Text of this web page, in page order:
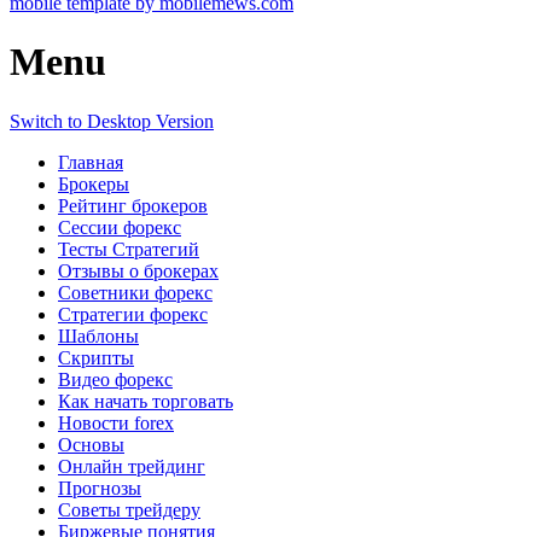
Menu
Switch to Desktop Version
Главная
Брокеры
Рейтинг брокеров
Сессии форекс
Тесты Стратегий
Отзывы о брокерах
Советники форекс
Стратегии форекс
Шаблоны
Скрипты
Видео форекс
Как начать торговать
Новости forex
Основы
Онлайн трейдинг
Прогнозы
Советы трейдеру
Биржевые понятия